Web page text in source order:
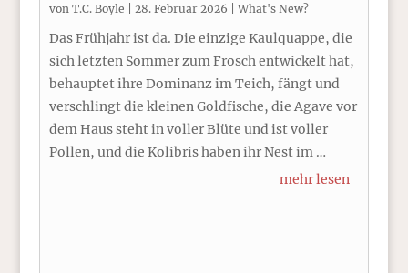
von T.C. Boyle 28. Februar 2026 |What's New?
Das Frühjahr ist da. Die einzige Kaulquappe, die
sich letzten Sommer zum Frosch entwickelt hat,
behauptet ihre Dominanz im Teich, fängt und
verschlingt die kleinen Goldfische, die Agave vor
dem Haus steht in voller Blüte und ist voller
Pollen, und die Kolibris haben ihr Nest im …
mehr lesen